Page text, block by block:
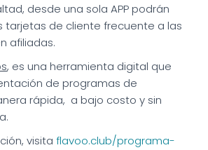
desde una sola APP podrán
tarjetas de cliente frecuente a las
afiliadas.
, es una herramienta digital que
de programas de
rápida, a bajo costo y sin
visita flavoo.club/programa-